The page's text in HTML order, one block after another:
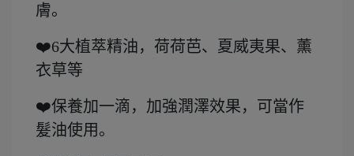
膚。
❤️6大植萃精油，荷荷芭、夏威夷果、薰
衣草等
❤️保養加一滴，加強潤澤效果，可當作
髮油使用。